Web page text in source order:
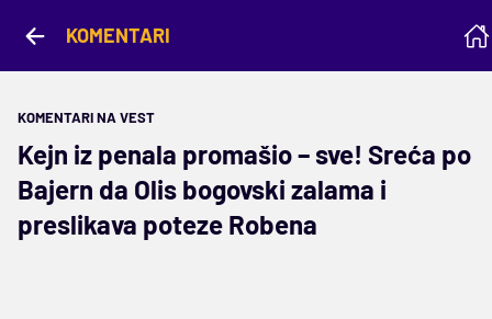
KOMENTARI
KOMENTARI NA VEST
Kejn iz penala promašio – sve! Sreća po
Bajern da Olis bogovski zalama i
preslikava poteze Robena